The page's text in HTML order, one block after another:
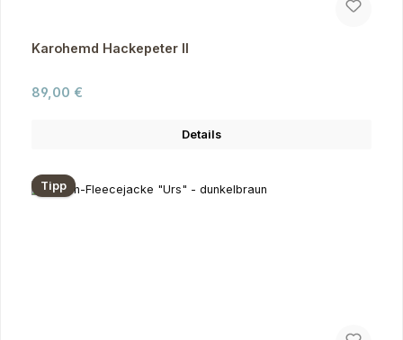
Karohemd Hackepeter II
Regulärer Preis:
89,00 €
Details
Tipp